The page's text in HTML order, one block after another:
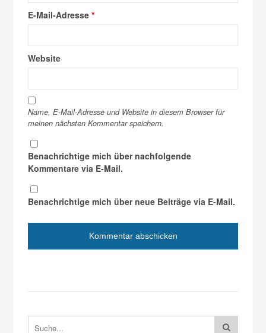
E-Mail-Adresse*
Website
Name, E-Mail-Adresse und Website in diesem Browser für
meinen nächsten Kommentar speichern.
Benachrichtige mich über nachfolgende
Kommentare via E-Mail.
Benachrichtige mich über neue Beiträge via E-Mail.